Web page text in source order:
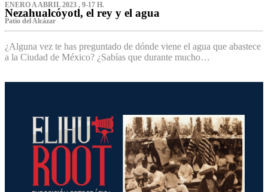
ENERO A ABRIL 2023 , 9-17 H.
Nezahualcóyotl, el rey y el agua
Patio del Alcázar
¿Alguna vez te has preguntado de dónde viene el agua que abastece
a la Ciudad de México? ¿Sabías que durante mucho…